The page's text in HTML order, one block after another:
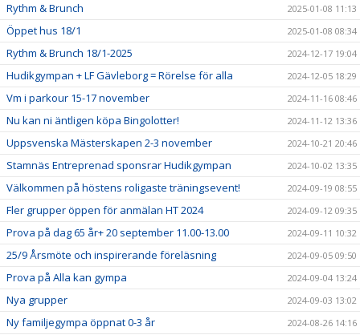
Rythm & Brunch 2025-01-08 11:13
Öppet hus 18/1 2025-01-08 08:34
Rythm & Brunch 18/1-2025 2024-12-17 19:04
Hudikgympan + LF Gävleborg = Rörelse för alla 2024-12-05 18:29
Vm i parkour 15-17 november 2024-11-16 08:46
Nu kan ni äntligen köpa Bingolotter! 2024-11-12 13:36
Uppsvenska Mästerskapen 2-3 november 2024-10-21 20:46
Stamnäs Entreprenad sponsrar Hudikgympan 2024-10-02 13:35
Välkommen på höstens roligaste träningsevent! 2024-09-19 08:55
Fler grupper öppen för anmälan HT 2024 2024-09-12 09:35
Prova på dag 65 år+ 20 september 11.00-13.00 2024-09-11 10:32
25/9 Årsmöte och inspirerande föreläsning 2024-09-05 09:50
Prova på Alla kan gympa 2024-09-04 13:24
Nya grupper 2024-09-03 13:02
Ny familjegympa öppnat 0-3 år 2024-08-26 14:16